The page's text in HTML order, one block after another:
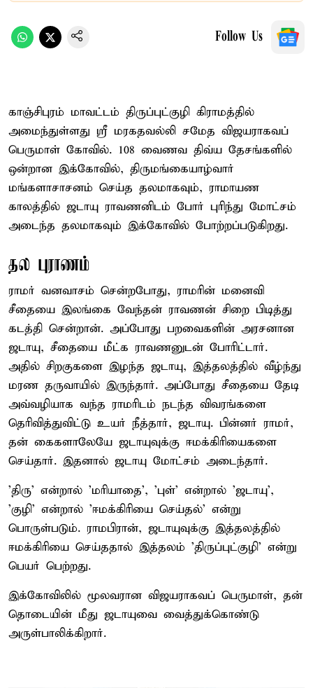
Follow Us
காஞ்சிபுரம் மாவட்டம் திருப்புட்குழி கிராமத்தில்
அமைந்துள்ளது ஸ்ரீ மரகதவல்லி சமேத விஜயராகவப்
பெருமாள் கோவில். 108 வைணவ திவ்ய தேசங்களில்
ஒன்றான இக்கோவில், திருமங்கையாழ்வார்
மங்களாசாசனம் செய்த தலமாகவும், ராமாயண
காலத்தில் ஜடாயு ராவணனிடம் போர் புரிந்து மோட்சம்
அடைந்த தலமாகவும் இக்கோவில் போற்றப்படுகிறது.
தல புராணம்
ராமர் வனவாசம் சென்றபோது, ராமரின் மனைவி
சீதையை இலங்கை வேந்தன் ராவணன் சிறை பிடித்து
கடத்தி சென்றான். அப்போது பறவைகளின் அரசனான
ஜடாயு, சீதையை மீட்க ராவணனுடன் போரிட்டார்.
அதில் சிறகுகளை இழந்த ஜடாயு, இத்தலத்தில் வீழ்ந்து
மரண தருவாயில் இருந்தார். அப்போது சீதையை தேடி
அவ்வழியாக வந்த ராமரிடம் நடந்த விவரங்களை
தெரிவித்துவிட்டு உயர் நீத்தார், ஜடாயு. பின்னர் ராமர்,
தன் கைகளாலேயே ஜடாயுவுக்கு ஈமக்கிரியைகளை
செய்தார். இதனால் ஜடாயு மோட்சம் அடைந்தார்.
'திரு' என்றால் 'மரியாதை', 'புள்' என்றால் 'ஜடாயு',
'குழி' என்றால் 'ஈமக்கிரியை செய்தல்' என்று
பொருள்படும். ராமபிரான், ஜடாயுவுக்கு இத்தலத்தில்
ஈமக்கிரியை செய்ததால் இத்தலம் 'திருப்புட்குழி' என்று
பெயர் பெற்றது.
இக்கோவிலில் மூலவரான விஜயராகவப் பெருமாள், தன்
தொடையின் மீது ஜடாயுவை வைத்துக்கொண்டு
அருள்பாலிக்கிறார்.